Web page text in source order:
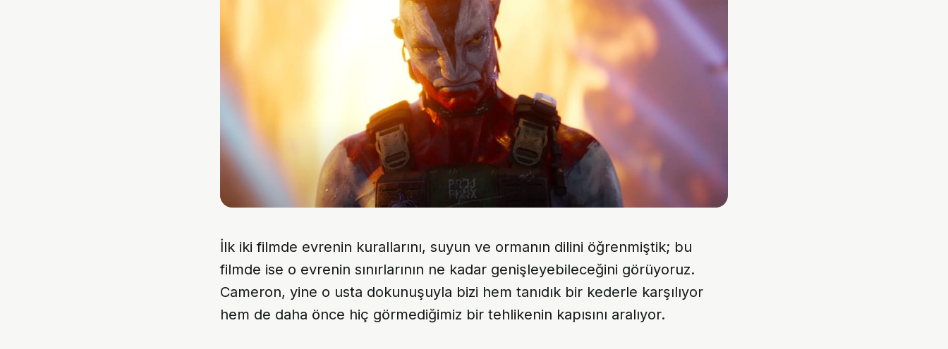
İlk iki filmde evrenin kurallarını, suyun ve ormanın dilini öğrenmiştik; bu
filmde ise o evrenin sınırlarının ne kadar genişleyebileceğini görüyoruz.
Cameron, yine o usta dokunuşuyla bizi hem tanıdık bir kederle karşılıyor
hem de daha önce hiç görmediğimiz bir tehlikenin kapısını aralıyor.